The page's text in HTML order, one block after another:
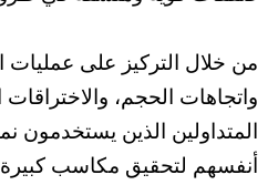
من خلال التركيز على عمليات
واتجاهات الحجم، والاختراقات
أنفسهم لتحقيق مكاسب